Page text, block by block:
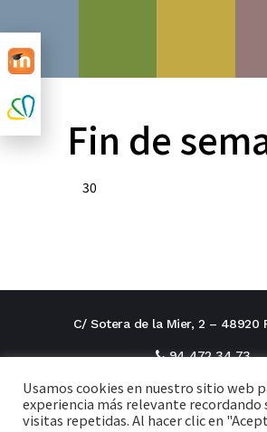
Fin de
30
C/ Sotera de la Mier, 2 – 48920
94 472 34 73
Usamos cookies en nuestro sitio web
experiencia más relevante recordando
visitas repetidas. Al hacer clic en